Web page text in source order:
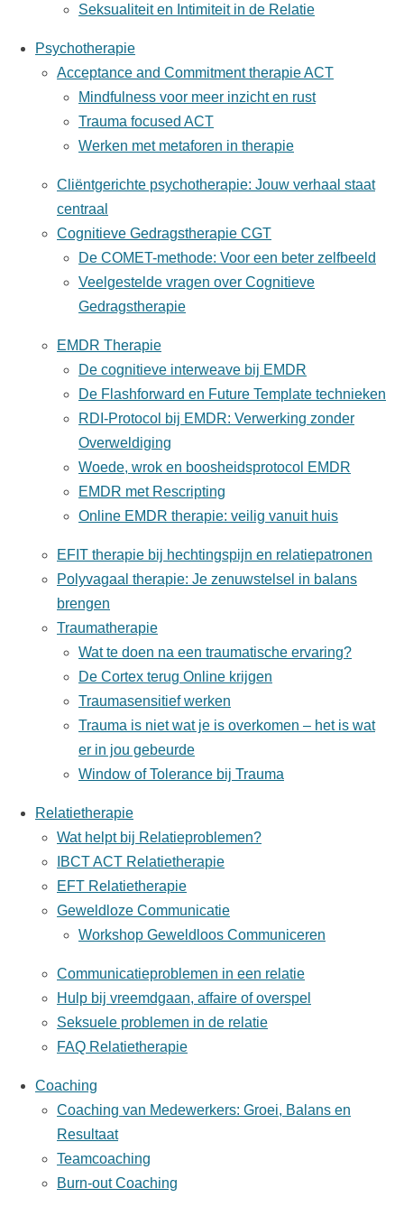
Seksualiteit en Intimiteit in de Relatie
Psychotherapie
Acceptance and Commitment therapie ACT
Mindfulness voor meer inzicht en rust
Trauma focused ACT
Werken met metaforen in therapie
Cliëntgerichte psychotherapie: Jouw verhaal staat
centraal
Cognitieve Gedragstherapie CGT
De COMET-methode: Voor een beter zelfbeeld
Veelgestelde vragen over Cognitieve
Gedragstherapie
EMDR Therapie
De cognitieve interweave bij EMDR
De Flashforward en Future Template technieken
RDI-Protocol bij EMDR: Verwerking zonder
Overweldiging
Woede, wrok en boosheidsprotocol EMDR
EMDR met Rescripting
Online EMDR therapie: veilig vanuit huis
EFIT therapie bij hechtingspijn en relatiepatronen
Polyvagaal therapie: Je zenuwstelsel in balans
brengen
Traumatherapie
Wat te doen na een traumatische ervaring?
De Cortex terug Online krijgen
Traumasensitief werken
Trauma is niet wat je is overkomen – het is wat
er in jou gebeurde
Window of Tolerance bij Trauma
Relatietherapie
Wat helpt bij Relatieproblemen?
IBCT ACT Relatietherapie
EFT Relatietherapie
Geweldloze Communicatie
Workshop Geweldloos Communiceren
Communicatieproblemen in een relatie
Hulp bij vreemdgaan, affaire of overspel
Seksuele problemen in de relatie
FAQ Relatietherapie
Coaching
Coaching van Medewerkers: Groei, Balans en
Resultaat
Teamcoaching
Burn-out Coaching